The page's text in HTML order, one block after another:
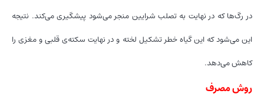
در رگ‌ها که در نهایت به تصلب شرایین منجر می‌شود پیشگیری می‌کند. نتیجه
این می‌شود که این گیاه خطر تشکیل لخته و در نهایت سکته‌ی قلبی و مغزی را
کاهش می‌دهد.
روش مصرف